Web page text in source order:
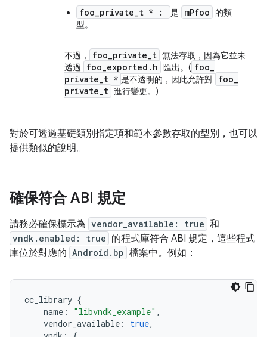
foo_private_t * : 是 mPfoo
的類
型。
不過， foo_private_t 無法存取，因為它並未
透過
foo_exported . h 匯出。( foo_
private_t * 是不透明的，因此允許對 foo_
private_t 進行變更。)
對於可透過基礎類別指定項和範本參數存取的型別，也可以
提供類似的說明。
確保符合 ABI 規定
請務必確保標示為 vendor_available: true 和
vndk.enabled: true 的程式庫符合 ABI 規定，這些程式
庫位於對應的 Android.bp 檔案中。例如：
cc_library {
name : "libvndk_example" ,
vendor_available : true,